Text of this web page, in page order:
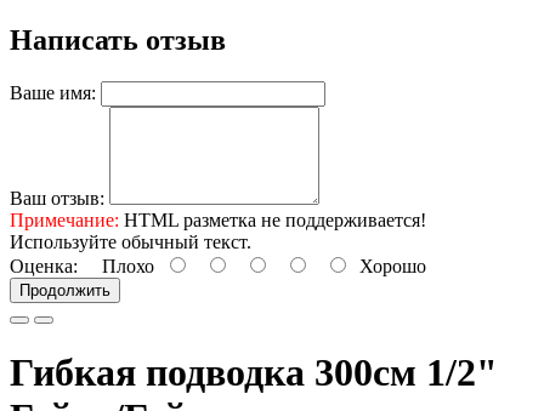
Написать отзыв
Ваше имя:
Ваш отзыв:
Примечание: HTML разметка не поддерживается!
Используйте обычный текст.
Оценка: Плохо Хорошо
Продолжить
Гибкая подводка 300см 1/2"